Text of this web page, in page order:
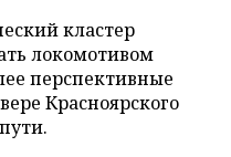
кластер
локомотивом
перспективные
Красноярского